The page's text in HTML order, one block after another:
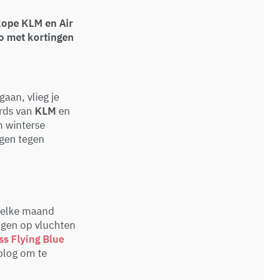
KLM en Air
met kortingen
vlieg je
van KLM en
winterse
tegen
maand
op vluchten
Flying Blue
om te